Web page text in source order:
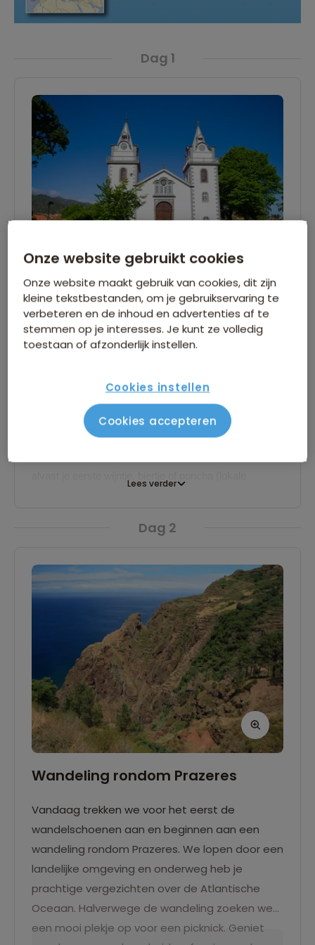
Dag 1
Vlucht naar Funchal, transfer naar
Prazeres
Funchal volgt een transfer van ongeveer een uur naar
ons comfortabele hotel in Prazeres, waar je de eerste
drie nachten verblijft. 's Avonds vertelt de
Lees verder
Dag 2
Wandeling rondom Prazeres
Vandaag trekken we voor het eerst de
wandelschoenen aan en beginnen aan een
wandeling rondom Prazeres. We lopen door een
landelijke omgeving en onderweg heb je
prachtige vergezichten over de Atlantische
Oceaan. Halverwege de wandeling zoeken we
een mooi plekje op voor een picknick. Geniet
Onze website gebruikt cookies
Onze website maakt gebruik van cookies, dit zijn
kleine tekstbestanden, om je gebruikservaring te
verbeteren en de inhoud en advertenties af te
stemmen op je interesses. Je kunt ze volledig
toestaan of afzonderlijk instellen.
Cookies instellen
Cookies accepteren